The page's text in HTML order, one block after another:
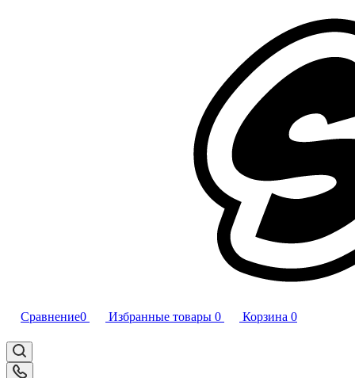
Сравнение0 Избранные товары 0 Корзина 0